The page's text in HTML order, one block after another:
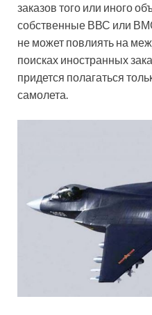
заказов того или иного
собственные ВВС или
не может повлиять на
поисках иностранных
придется полагаться
самолета.